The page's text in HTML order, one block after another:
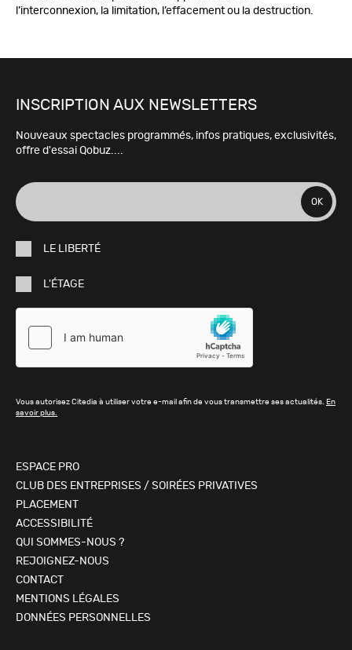
l’interconnexion, la limitation, l’effacement ou la destruction.
INSCRIPTION AUX NEWSLETTERS
Nouveaux spectacles programmés, infos pratiques, exclusivités,
offre d'essai Qobuz....
mail
OK
LE LIBERTÉ
L'ÉTAGE
Vous autorisez Citedia à utiliser votre e-mail afin de vous transmettre ses actualités. En
savoir plus.
ESPACE PRO
CLUB DES ENTREPRISES / SOIRÉES PRIVATIVES
PLACEMENT
ACCESSIBILITÉ
QUI SOMMES-NOUS ?
REJOIGNEZ-NOUS
CONTACT
MENTIONS LÉGALES
DONNÉES PERSONNELLES